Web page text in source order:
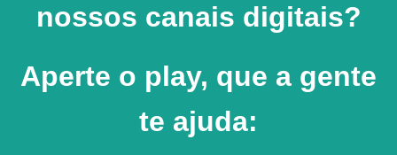
nossos canais digitais?
Aperte o play, que a gente
te ajuda: